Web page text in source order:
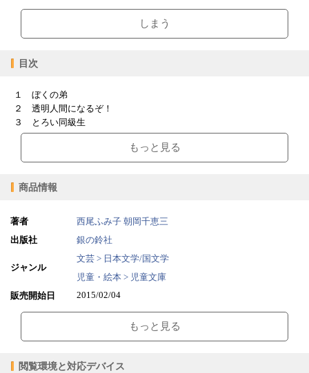
しまう
目次
１ ぼくの弟
２ 透明人間になるぞ！
３ とろい同級生
４ 父親参観日
もっと見る
商品情報
著者 西尾ふみ子 朝岡千恵三
出版社
銀の鈴社
ジャンル
文芸 > 日本文学/国文学
児童・絵本 > 児童文庫
販売開始日
2015/02/04
ページ数
96ページ
【販売形態】
もっと見る
閲覧環境と対応デバイス